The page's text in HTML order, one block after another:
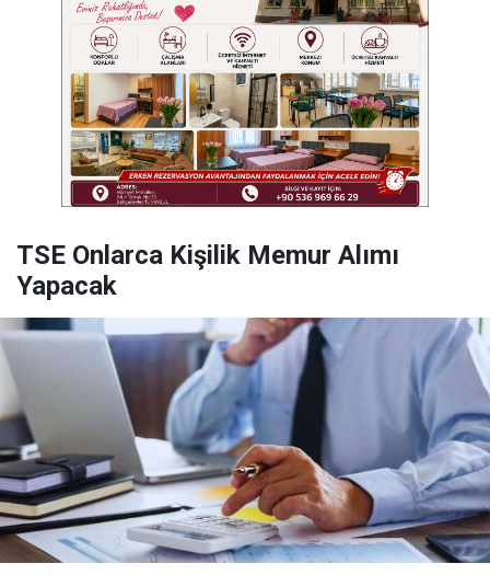
TSE Onlarca Kişilik Memur Alımı
Yapacak